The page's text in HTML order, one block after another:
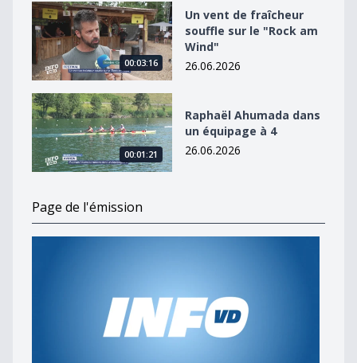
Un vent de fraîcheur souffle sur le &quot;Rock am
00:03:16
Un vent de fraîcheur
souffle sur le "Rock am
Wind"
26.06.2026
Raphaël Ahumada dans un équipage à 4
00:01:21
Raphaël Ahumada dans
un équipage à 4
26.06.2026
Page de l'émission